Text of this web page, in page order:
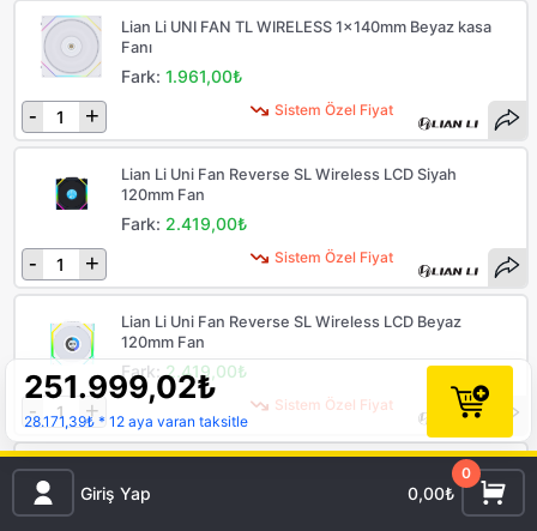
Giriş Yap 0,00₺
0
251.999,02₺
28.171,39₺* 12 aya varan taksitle
Sistem Özel Fiyat
Lian Li UNI FAN TL WIRELESS 1x140mm Beyaz kasa
Fanı
Fark:1.961,00₺
- +
Sistem Özel Fiyat
Lian Li Uni Fan Reverse SL Wireless LCD Siyah
120mm Fan
Fark: 2.419,00₺
- +
Sistem Özel Fiyat
Lian Li Uni Fan Reverse SL Wireless LCD Beyaz
120mm Fan
Fark:2.419,00₺
- +
Lian Li Uni Fan Sl Wireless LCD Beyaz 120mm Fan
Fark: